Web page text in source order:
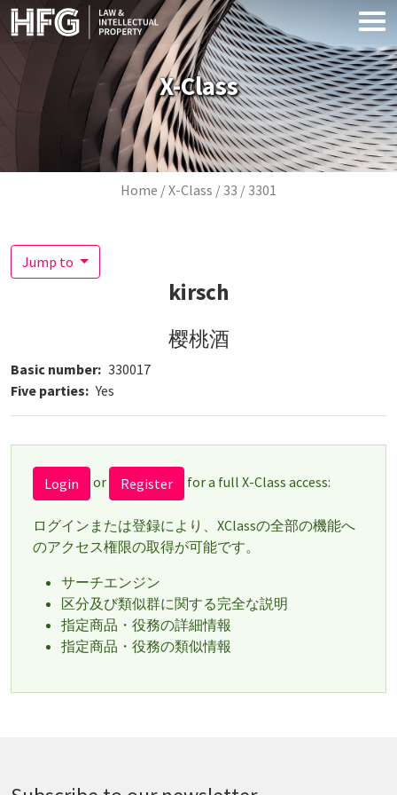
Skip to main content
X-Class
Breadcrumb
Home X-Class 33 3301
Jump to
kirsch
樱桃酒
Basic number 330017
Five parties
Yes
Login or Register for a full X-Class access:
ログインまたは登録により、XClassの全部の機能へ
のアクセス権限の取得が可能です。
サーチエンジン
区分及び類似群に関する完全な説明
指定商品・役務の詳細情報
指定商品・役務の類似情報